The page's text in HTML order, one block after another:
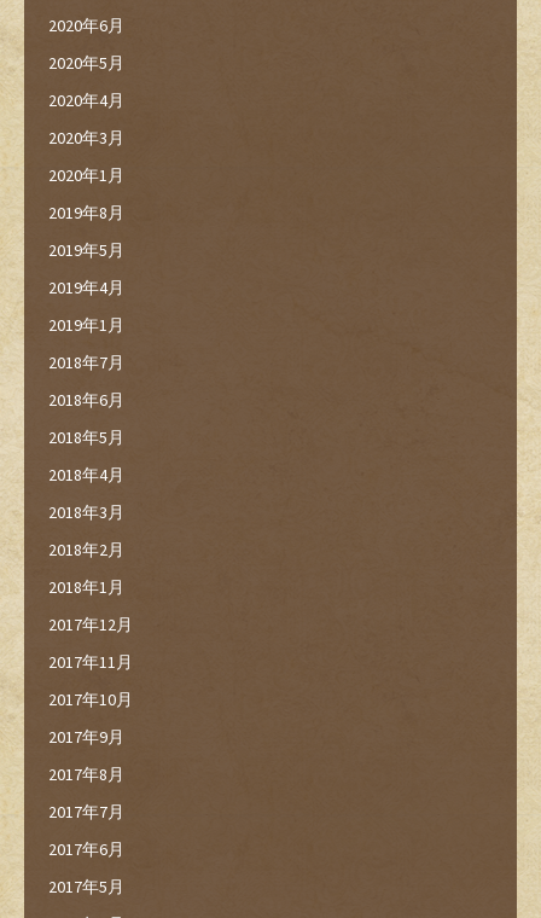
2020年6月
2020年5月
2020年4月
2020年3月
2020年1月
2019年8月
2019年5月
2019年4月
2019年1月
2018年7月
2018年6月
2018年5月
2018年4月
2018年3月
2018年2月
2018年1月
2017年12月
2017年11月
2017年10月
2017年9月
2017年8月
2017年7月
2017年6月
2017年5月